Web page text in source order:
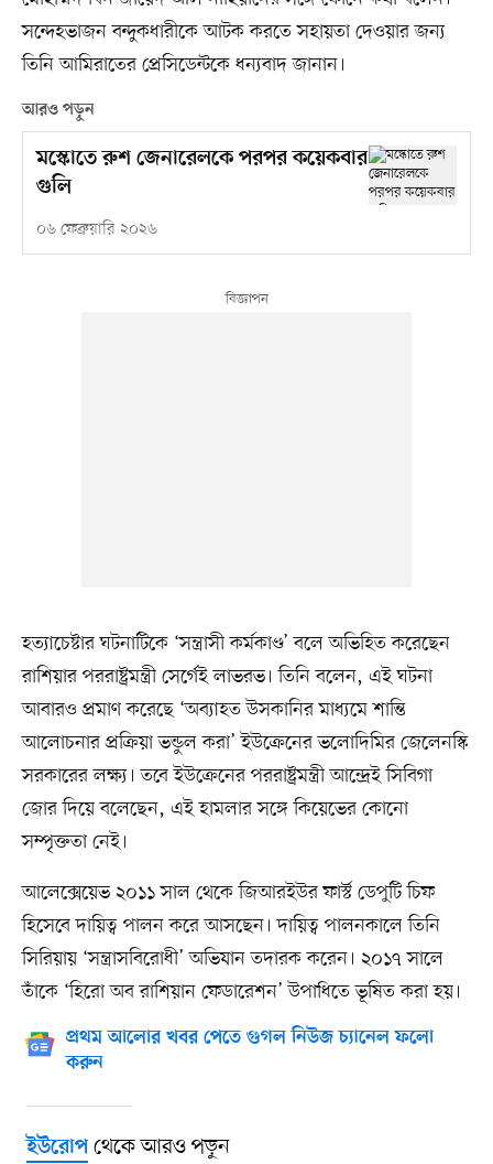
সন্দেহভাজন বন্দুকধারীকে আটক করতে সহায়তা দেওয়ার জন্য
তিনি আমিরাতের প্রেসিডেন্টকে ধন্যবাদ জানান।
আরও পড়ুন
মস্কোতে রুশ জেনারেলকে পরপর কয়েকবার
গুলি
০৬ ফেব্রুয়ারি ২০২৬
হত্যাচেষ্টার ঘটনাটিকে ‘সন্ত্রাসী কর্মকাণ্ড’ বলে অভিহিত করেছেন
রাশিয়ার পররাষ্ট্রমন্ত্রী সের্গেই লাভরভ। তিনি বলেন, এই ঘটনা
আবারও প্রমাণ করেছে ‘অব্যাহত উসকানির মাধ্যমে শান্তি
আলোচনার প্রক্রিয়া ভন্ডুল করা’ ইউক্রেনের ভলোদিমির জেলেনস্কি
সরকারের লক্ষ্য। তবে ইউক্রেনের পররাষ্ট্রমন্ত্রী আন্দ্রেই সিবিগা
জোর দিয়ে বলেছেন, এই হামলার সঙ্গে কিয়েভের কোনো
সম্পৃক্ততা নেই।
আলেক্সেয়েভ ২০১১ সাল থেকে জিআরইউর ফার্স্ট ডেপুটি চিফ
হিসেবে দায়িত্ব পালন করে আসছেন। দায়িত্ব পালনকালে তিনি
সিরিয়ায় ‘সন্ত্রাসবিরোধী’ অভিযান তদারক করেন। ২০১৭ সালে
তাঁকে ‘হিরো অব রাশিয়ান ফেডারেশন’ উপাধিতে ভূষিত করা হয়।
প্রথম আলোর খবর পেতে গুগল নিউজ চ্যানেল ফলো
করুন
ইউরোপথেকে আরও পড়ুন